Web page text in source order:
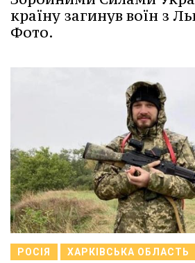
країну загинув воїн з
Фото.
РОСІЯ ХАРКІВСЬКА ОБЛАСТЬ